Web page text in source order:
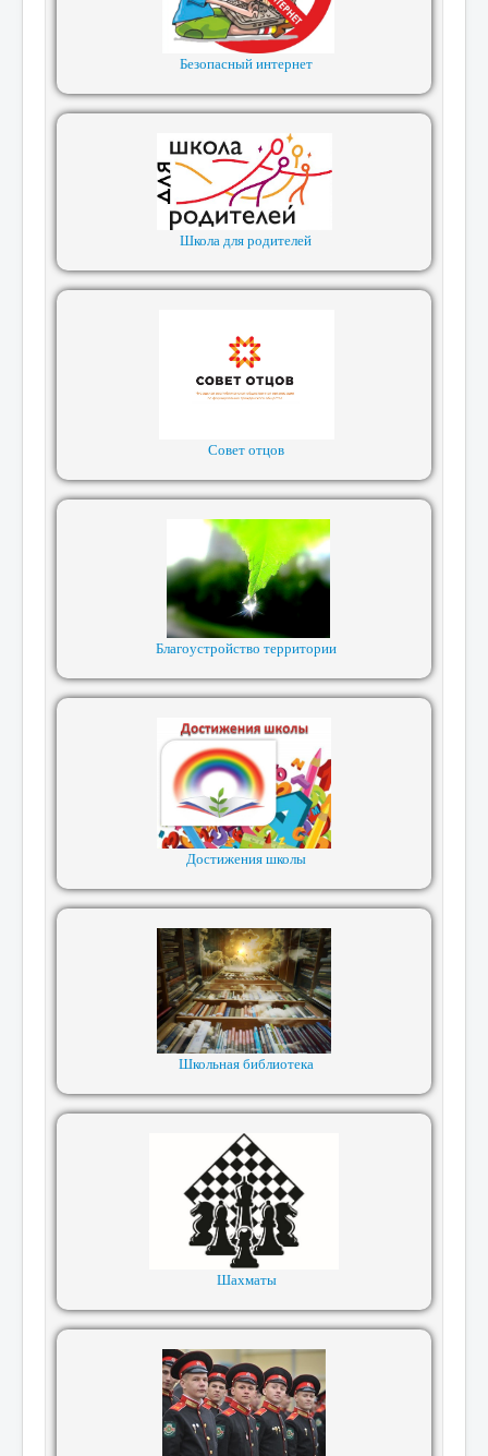
Безопасный интернет
Школа для родителей
Совет отцов
Благоустройство территории
Достижения школы
Школьная библиотека
Шахматы